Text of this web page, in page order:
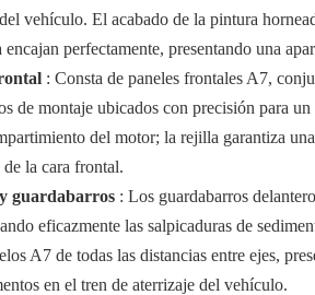
vehículo. El acabado de la pintura
perfectamente, presentando una
: Consta de paneles frontales A7,
de montaje ubicados con precisión para
del motor; la rejilla garantiza
la cara frontal.
guardabarros : Los guardabarros
eficazmente las salpicaduras de
A7 de todas las distancias entre ejes,
en el tren de aterrizaje del vehículo.